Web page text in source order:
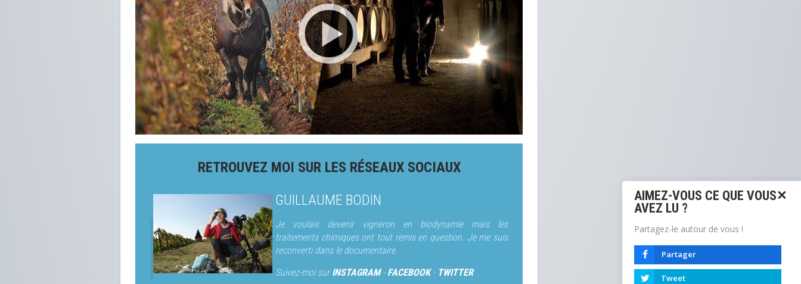
RETROUVEZ MOI SUR LES RÉSEAUX SOCIAUX
GUILLAUME BODIN
Je voulais devenir vigneron en biodynamie mais les
traitements chimiques ont tout remis en question. Je me suis
reconverti dans le documentaire.
Suivez-moi surINSTAGRAM- FACEBOOK- TWITTER
AIMEZ-VOUS CE QUE VOUS
AVEZ LU ?
Partagez-le autour de vous !
Partager
Tweet